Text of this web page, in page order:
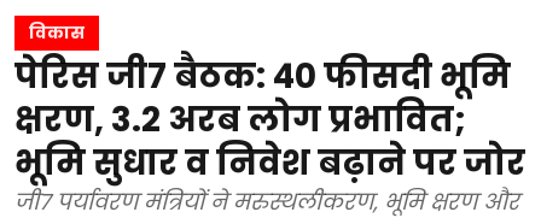
विकास
पेरिस जी7 बैठक: 40 फीसदी भूमि
क्षरण, 3.2 अरब लोग प्रभावित;
भूमि सुधार व निवेश बढ़ाने पर जोर
जी7 पर्यावरण मंत्रियों ने मरुस्थलीकरण, भूमि क्षरण और